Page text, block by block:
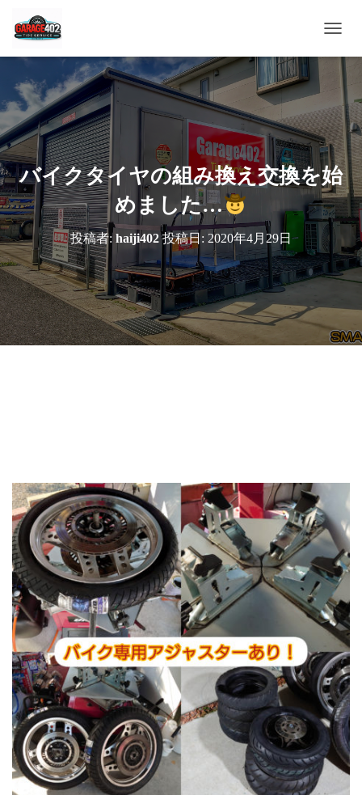
ビ
ョ
ン
を
切
り
替
え
バイクタイヤの組み換え交換を始
めました…
投稿者: haiji402投稿日: 2020年4月29日